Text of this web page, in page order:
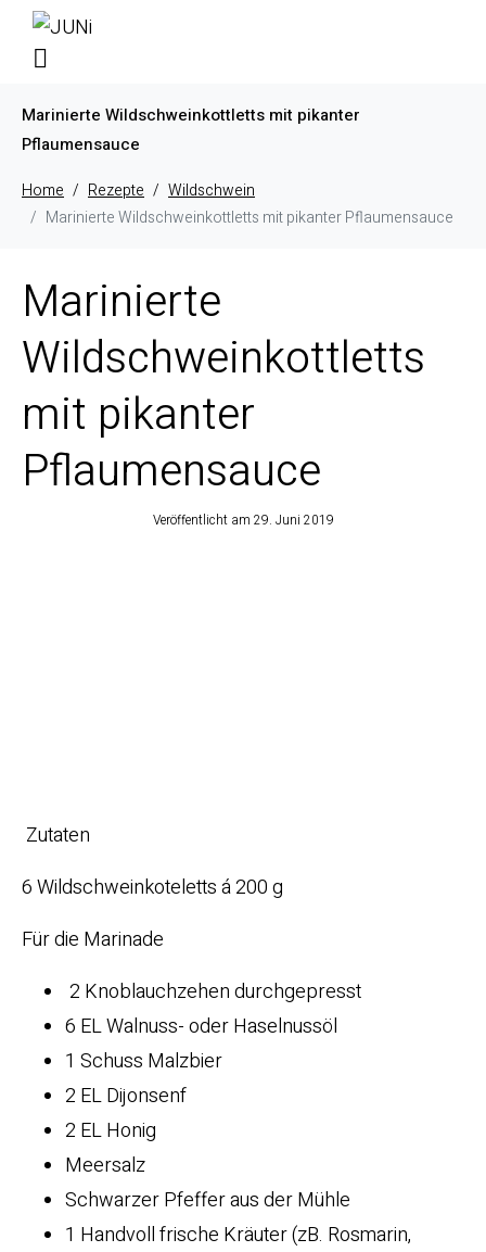
Marinierte Wildschweinkottletts mit pikanter
Pflaumensauce
Home Rezepte
Wildschwein
Marinierte Wildschweinkottletts mit pikanter Pflaumensauce
Marinierte
Wildschweinkottletts
mit pikanter
Pflaumensauce
Veröffentlicht am 29. Juni 2019
Zutaten
6 Wildschweinkoteletts á 200 g
Für die Marinade
2 Knoblauchzehen durchgepresst
6 EL Walnuss- oder Haselnussöl
1 Schuss Malzbier
2 EL Dijonsenf
2 EL Honig
Meersalz
Schwarzer Pfeffer aus der Mühle
1 Handvoll frische Kräuter (zB. Rosmarin,